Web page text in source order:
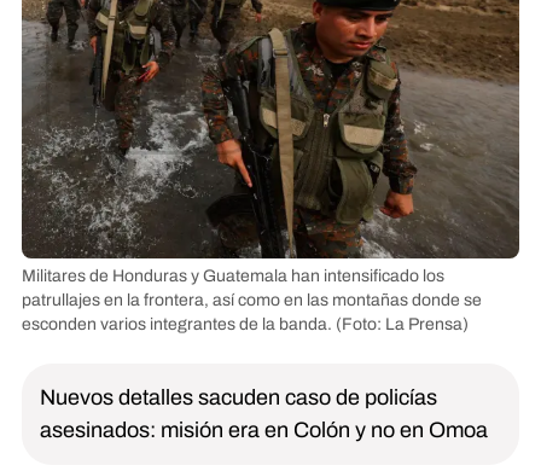
Militares de Honduras y Guatemala han intensificado los
patrullajes en la frontera, así como en las montañas donde se
esconden varios integrantes de la banda. (Foto: La Prensa)
Nuevos detalles sacuden caso de policías
asesinados: misión era en Colón y no en Omoa